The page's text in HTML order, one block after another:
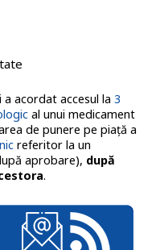
acordat accesul la 3
al unui medicament
de punere pe piață a
referitor la un
aprobare), după
.